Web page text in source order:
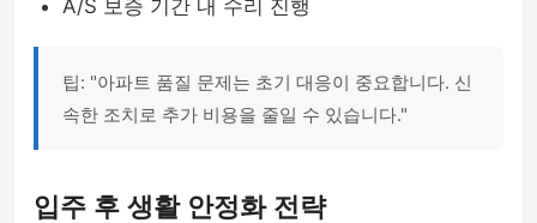
A/S 보증 기간 내 수리 진행
팁: "아파트 품질 문제는 초기 대응이 중요합니다. 신
속한 조치로 추가 비용을 줄일 수 있습니다."
입주 후 생활 안정화 전략